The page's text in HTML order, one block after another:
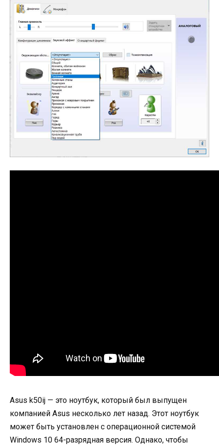
Asus k50ij — это ноутбук, который был выпущен
компанией Asus несколько лет назад. Этот ноутбук
может быть установлен с операционной системой
Windows 10 64-разрядная версия. Однако, чтобы